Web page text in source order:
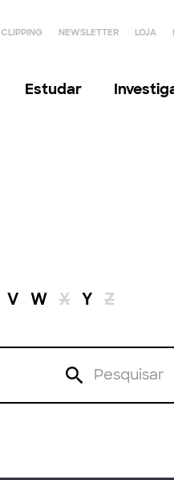
CLIPPING NEWSLETTER LOJA
Estudar
V W X Y Z